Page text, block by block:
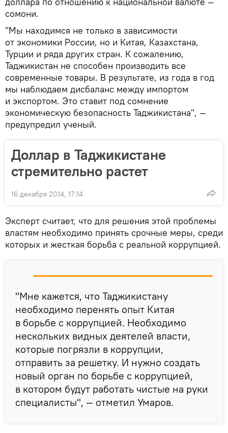
сомони.
"Мы находимся не только в зависимости
от экономики России, но и Китая, Казахстана,
Турции и ряда других стран. К сожалению,
Таджикистан не способен производить все
современные товары. В результате, из года в год
мы наблюдаем дисбаланс между импортом
и экспортом. Это ставит под сомнение
экономическую безопасность Таджикистана", —
предупредил ученый.
Доллар в Таджикистане
стремительно растет
16 декабря 2014, 17:14
Эксперт считает, что для решения этой проблемы
властям необходимо принять срочные меры, среди
которых и жесткая борьба с реальной коррупцией.
"Мне кажется, что Таджикистану
необходимо перенять опыт Китая
в борьбе с коррупцией. Необходимо
нескольких видных деятелей власти,
которые погрязли в коррупции,
отправить за решетку. И нужно создать
новый орган по борьбе с коррупцией,
в котором будут работать чистые на руки
специалисты", — отметил Умаров.